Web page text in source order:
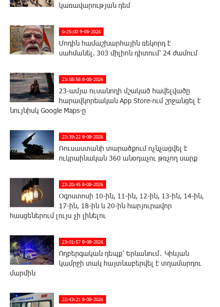
կառավարության դեմ
0:25:00 9-08-2026
Մոդին համաշխարհային ռեկորդ է
սահմանել. 303 միլիոն դիտում՝ 24 ժամում
23:58:58 8-08-2026
23-ամյա ուսանողի մշակած հավելվածը
հարավկորեական App Store-ում շրջանցել է
նույնիսկ Google Maps-ը
23:39:22 8-08-2026
Ռուսաստանի տարածքում ոչնչացվել է
ուկրաինական 360 անօդաչու թռչող սարք
23:20:45 8-08-2026
Օգոստոսի 10-ին, 11-ին, 12-ին, 13-ին, 14-ին,
17-ին, 18-ին և 20-ին հարյուրավոր
հասցեներում լույս չի լինելու
23:01:57 8-08-2026
Ողբերգական դեպք՝ Երևանում․ Կիևյան
կամրջի տակ հայտնաբերվել է տղամարդու
մարմին
22:43:21 8-08-2026